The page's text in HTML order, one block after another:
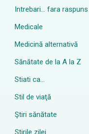
Intrebari… fara raspuns
Medicale
Medicină alternativă
Sănătate de la A la Z
Stiati ca…
Stil de viaţă
Ştiri sănătate
Știrile zilei